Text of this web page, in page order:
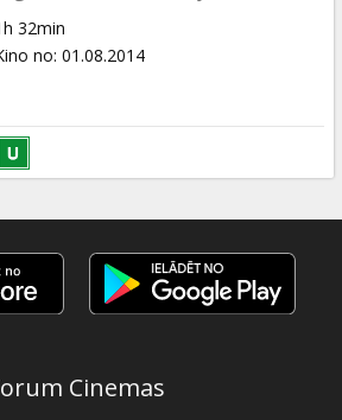
32min
no: 01.08.2014
Cinemas